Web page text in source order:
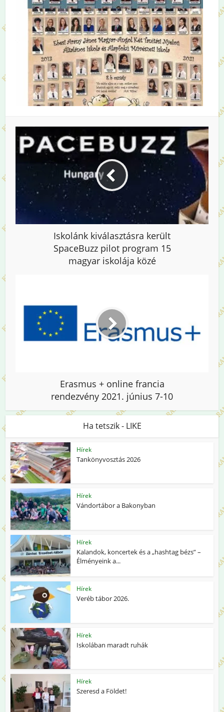
Iskolánk kiválasztásra került
SpaceBuzz pilot program 15
magyar iskolája közé
Erasmus + online francia
rendezvény 2021. június 7-10
Ha tetszik - LIKE
Hírek
Tankönyvosztás 2026
Hírek
Vándortábor a Bakonyban
Hírek
Kalandok, koncertek és a „hashtag bézs” –
Élményeink a...
Hírek
Veréb tábor 2026.
Hírek
Iskolában maradt ruhák
Hírek
Szeresd a Földet!